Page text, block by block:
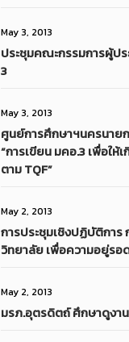
May 3, 2013
ประชุมคณะกรรมการผู้ป
3
May 3, 2013
ศูนย์การศึกษาฯนครนาย
“การเขียน มคอ.3 เพื่อให้
ตาม TQF”
May 2, 2013
การประชุมเชิงปฏิบัติกา
วิทยาลัย เพื่อความอยู่ร
May 2, 2013
มรภ.อุตรดิตถ์ ศึกษาดูงา